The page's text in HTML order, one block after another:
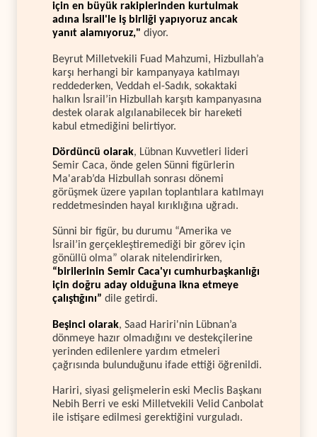
için en büyük rakiplerinden kurtulmak
adına İsrail'le iş birliği yapıyoruz ancak
yanıt alamıyoruz," diyor.
Beyrut Milletvekili Fuad Mahzumi, Hizbullah’a
karşı herhangi bir kampanyaya katılmayı
reddederken, Veddah el-Sadık, sokaktaki
halkın İsrail’in Hizbullah karşıtı kampanyasına
destek olarak algılanabilecek bir hareketi
kabul etmediğini belirtiyor.
Dördüncü olarak, Lübnan Kuvvetleri lideri
Semir Caca, önde gelen Sünni figürlerin
Ma'arab’da Hizbullah sonrası dönemi
görüşmek üzere yapılan toplantılara katılmayı
reddetmesinden hayal kırıklığına uğradı.
Sünni bir figür, bu durumu “Amerika ve
İsrail’in gerçekleştiremediği bir görev için
gönüllü olma” olarak nitelendirirken,
“birilerinin Semir Caca'yı cumhurbaşkanlığı
için doğru aday olduğuna ikna etmeye
çalıştığını” dile getirdi.
Beşinci olarak, Saad Hariri'nin Lübnan’a
dönmeye hazır olmadığını ve destekçilerine
yerinden edilenlere yardım etmeleri
çağrısında bulunduğunu ifade ettiği öğrenildi.
Hariri, siyasi gelişmelerin eski Meclis Başkanı
Nebih Berri ve eski Milletvekili Velid Canbolat
ile istişare edilmesi gerektiğini vurguladı.